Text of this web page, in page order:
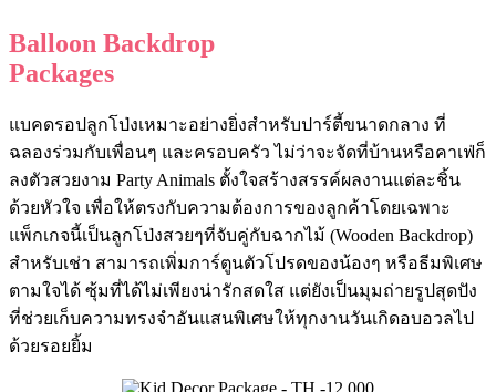
Balloon Backdrop
Packages
แบคดรอปลูกโป่งเหมาะอย่างยิ่งสำหรับปาร์ตี้ขนาดกลาง ที่
ฉลองร่วมกับเพื่อนๆ และครอบครัว ไม่ว่าจะจัดที่บ้านหรือคาเฟ่ก็
ลงตัวสวยงาม Party Animals ตั้งใจสร้างสรรค์ผลงานแต่ละชิ้น
ด้วยหัวใจ เพื่อให้ตรงกับความต้องการของลูกค้าโดยเฉพาะ
แพ็กเกจนี้เป็นลูกโป่งสวยๆที่จับคู่กับฉากไม้ (Wooden Backdrop)
สำหรับเช่า สามารถเพิ่มการ์ตูนตัวโปรดของน้องๆ หรือธีมพิเศษ
ตามใจได้ ซุ้มที่ได้ไม่เพียงน่ารักสดใส แต่ยังเป็นมุมถ่ายรูปสุดปัง
ที่ช่วยเก็บความทรงจำอันแสนพิเศษให้ทุกงานวันเกิดอบอวลไป
ด้วยรอยยิ้ม